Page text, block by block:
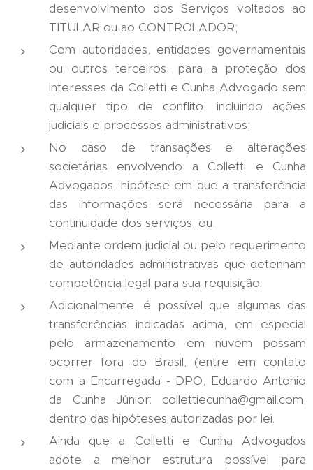
desenvolvimento dos Serviços voltados ao
TITULAR ou ao CONTROLADOR;
Com autoridades, entidades governamentais
ou outros terceiros, para a proteção dos
interesses da Colletti e Cunha Advogado sem
qualquer tipo de conflito, incluindo ações
judiciais e processos administrativos;
No caso de transações e alterações
societárias envolvendo a Colletti e Cunha
Advogados, hipótese em que a transferência
das informações será necessária para a
continuidade dos serviços; ou,
Mediante ordem judicial ou pelo requerimento
de autoridades administrativas que detenham
competência legal para sua requisição.
Adicionalmente, é possível que algumas das
transferências indicadas acima, em especial
pelo armazenamento em nuvem possam
ocorrer fora do Brasil, (entre em contato
com a Encarregada - DPO, Eduardo Antonio
da Cunha Júnior: collettiecunha@gmail.com,
dentro das hipóteses autorizadas por lei.
Ainda que a Colletti e Cunha Advogados
adote a melhor estrutura possível para